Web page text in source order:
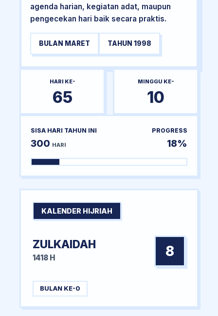
agenda harian, kegiatan adat, maupun
pengecekan hari baik secara praktis.
BULAN MARET TAHUN 1998
HARI KE-
65
MINGGU KE-
10
SISA HARI TAHUN INI
300 HARI
PROGRESS
18%
KALENDER HIJRIAH
ZULKAIDAH
1418 H 8
BULAN KE-0